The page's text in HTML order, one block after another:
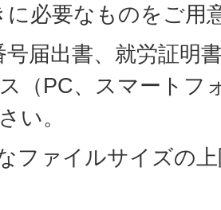
に必要なものをご用
号届出書、就労証明
（PC、スマートフ
い。
ファイルサイズの